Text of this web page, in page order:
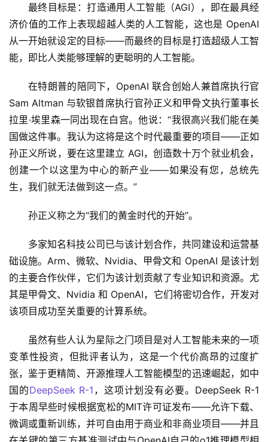
最终目标是：打造通用人工智能（AGI），即在最具经
济价值的工作上表现超越人类的人工智能，这也是 OpenAI
从一开始就设定的目标——而最终的目标是打造超级人工智
能，即比人类能够理解的更聪明的人工智能。
在特朗普的陪同下，OpenAI 联合创始人兼首席执行官
Sam Altman 与软银首席执行官孙正义和甲骨文执行董事长
拉里·埃里森一同出现在白宫。他说：“我很高兴我们能在美
国做这件事。我认为这将是这个时代最重要的项目——正如
孙正义所说，要在这里建立 AGI，创造数十万个就业机会，
创建一个以这里为中心的新产业——如果没有您，总统先
生，我们就无法做到这一点。”
孙正义称之为“我们的黄金时代的开始”。
多家知名科技公司已与该计划合作，共同建设和运营基
础设施。Arm、微软、Nvidia、甲骨文和 OpenAI 是该计划
的主要合作伙伴，它们为该计划贡献了专业知识和资源。尤
其是甲骨文、Nvidia 和 OpenAI，它们将密切合作，开发对
该项目成功至关重要的计算系统。
虽然有些人认为星际之门项目是对人工智能未来的一项
变革性投资，但批评者认为，这是一个代价高昂的过度扩
张，鉴于更精简、开源推理人工智能模型的迅速崛起，如中
国的DeepSeek R-1 ，这项计划没有必要。DeepSeek R-1
于本周早些时候根据宽松的MIT许可证发布——允许下载、
微调或重新训练，并可自由用于商业和非商业项目——并且